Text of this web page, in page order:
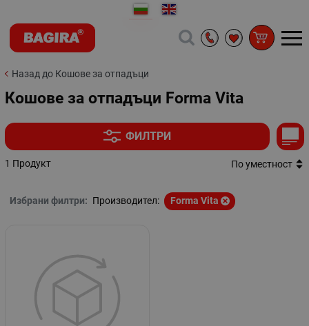
Назад до Кошове за отпадъци
Кошове за отпадъци Forma Vita
ФИЛТРИ
1 Продукт По уместност
Избрани филтри: Производител: Forma Vita